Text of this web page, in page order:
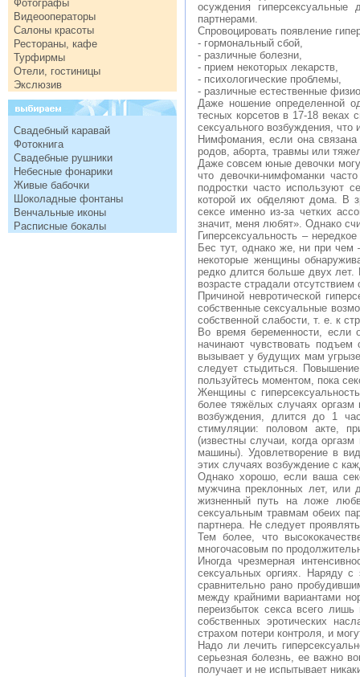
Фотографы
Видеооператоры
Салоны красоты
Рестораны, кафе
Турфирмы
Отели, гостиницы
Экслюзив
Свадебный каравай
Фотокнига
Свадебные рушники
Небесные фонарики
Живые бабочки
Шоколадные фонтаны
Венчальные иконы
Расписные бокалы
осуждения
партнерами.
Спровоцировать появление
- гормональный сбой,
- различные болезни,
- прием некоторых лекарств,
- психологические проблемы,
- различные естественные
Даже ношение определенной
тесных корсетов в 17-18 веках
сексуального возбуждения,
Нимфомания, если она
родов, аборта, травмы или
Даже совсем юные девочки
что девочки-нимфоманки
подростки часто используют
которой их обделяют дома. В
сексе именно из-за четких
значит, меня любят». Однако
Гиперсексуальность –
Бес тут, однако же, ни при чем
некоторые женщины
редко длится больше двух
возрасте страдали
Причиной невротической
собственные сексуальные
собственной слабости, т. е. к
Во время беременности, если
начинают чувствовать
вызывает у будущих мам
следует стыдиться.
пользуйтесь моментом, пока
Женщины с
более тяжёлых случаях оргазм
возбуждения, длится до 1
стимуляции: половом акте,
(известны случаи, когда
машины). Удовлетворение в
этих случаях возбуждение с
Однако хорошо, если ваша
мужчина преклонных лет, или
жизненный путь на ложе
сексуальным травмам обеих
партнера. Не следует
Тем более, что
многочасовым по
Иногда чрезмерная
сексуальных оргиях. Наряду
сравнительно рано
между крайними вариантами
переизбыток секса всего
собственных эротических
страхом потери контроля, и
Надо ли лечить
серьезная болезнь, ее важно
получает и не испытывает